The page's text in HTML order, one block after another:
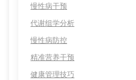
慢性病干预
代谢组学分析
慢性病防控
精准营养干预
健康管理技巧